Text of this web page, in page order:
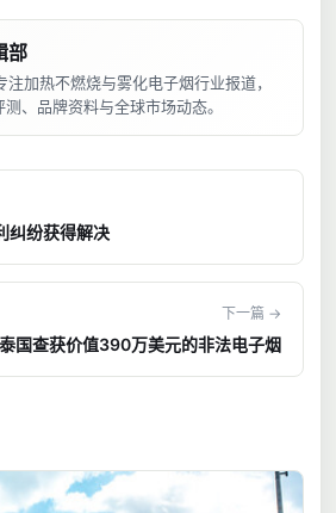
部
注加热不燃烧与雾化电子烟行业报道，
、品牌资料与全球市场动态。
纠纷获得解决
下一篇 →
泰国查获价值390万美元的非法电子烟